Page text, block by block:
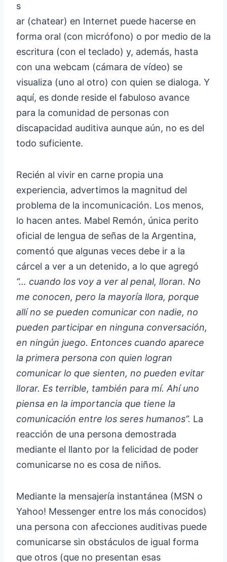
s
ar (chatear) en Internet puede hacerse en
forma oral (con micrófono) o por medio de la
escritura (con el teclado) y, además, hasta
con una webcam (cámara de vídeo) se
visualiza (uno al otro) con quien se dialoga. Y
aquí, es donde reside el fabuloso avance
para la comunidad de personas con
discapacidad auditiva aunque aún, no es del
todo suficiente.
Recién al vivir en carne propia una
experiencia, advertimos la magnitud del
problema de la incomunicación. Los menos,
lo hacen antes. Mabel Remón, única perito
oficial de lengua de señas de la Argentina,
comentó que algunas veces debe ir a la
cárcel a ver a un detenido, a lo que agregó
“… cuando los voy a ver al penal, lloran. No
me conocen, pero la mayoría llora, porque
allí no se pueden comunicar con nadie, no
pueden participar en ninguna conversación,
en ningún juego. Entonces cuando aparece
la primera persona con quien logran
comunicar lo que sienten, no pueden evitar
llorar. Es terrible, también para mí. Ahí uno
piensa en la importancia que tiene la
comunicación entre los seres humanos”. La
reacción de una persona demostrada
mediante el llanto por la felicidad de poder
comunicarse no es cosa de niños.
Mediante la mensajería instantánea (MSN o
Yahoo! Messenger entre los más conocidos)
una persona con afecciones auditivas puede
comunicarse sin obstáculos de igual forma
que otros (que no presentan esas